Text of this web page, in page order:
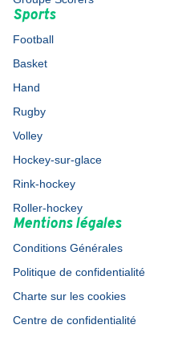
Sports
Football
Basket
Hand
Rugby
Volley
Hockey-sur-glace
Rink-hockey
Roller-hockey
Mentions légales
Conditions Générales
Politique de confidentialité
Charte sur les cookies
Centre de confidentialité